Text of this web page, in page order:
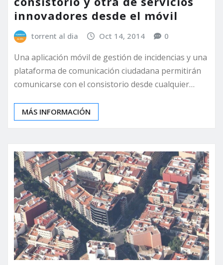
innovadores desde el móvil
torrent al dia Oct 14, 2014 0
Una aplicación móvil de gestión de incidencias y una
plataforma de comunicación ciudadana permitirán
comunicarse con el consistorio desde cualquier…
MÁS INFORMACIÓN